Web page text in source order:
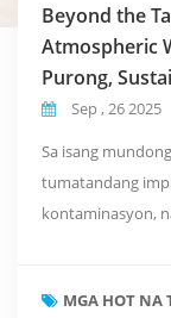
Beyond the
Atmospheric
Purong,
Sep , 26 2025
Sa isang
tumatandang
kontaminasyon,
na ating
MGA HOT NA